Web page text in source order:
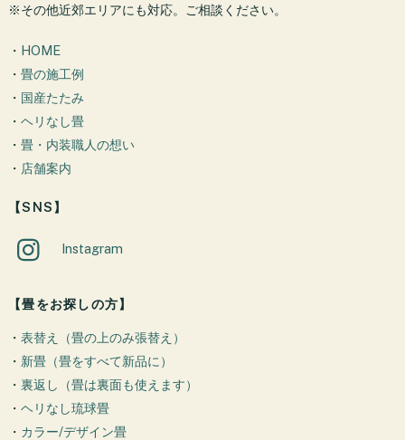
※その他近郊エリアにも対応。ご相談ください。
・ HOME
・ 畳の施工例
・ 国産たたみ
・ ヘリなし畳
・ 畳・内装職人の想い
・ 店舗案内
【SNS】
Instagram
【畳をお探しの方】
・ 表替え（畳の上のみ張替え）
・ 新畳（畳をすべて新品に）
・ 裏返し（畳は裏面も使えます）
・ ヘリなし琉球畳
・ カラー/デザイン畳